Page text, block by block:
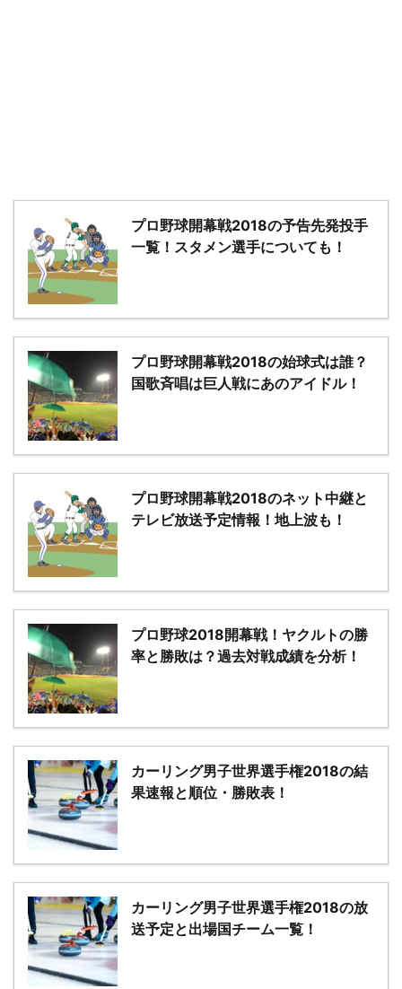
プロ野球開幕戦2018の予告先発投手
一覧！スタメン選手についても！
プロ野球開幕戦2018の始球式は誰？
国歌斉唱は巨人戦にあのアイドル！
プロ野球開幕戦2018のネット中継と
テレビ放送予定情報！地上波も！
プロ野球2018開幕戦！ヤクルトの勝
率と勝敗は？過去対戦成績を分析！
カーリング男子世界選手権2018の結
果速報と順位・勝敗表！
カーリング男子世界選手権2018の放
送予定と出場国チーム一覧！